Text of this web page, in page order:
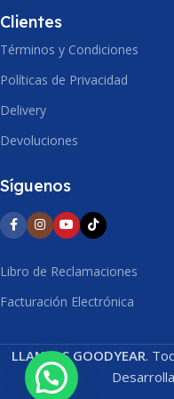
Clientes
Términos y Condiciones
Políticas de Privacidad
Delivery
Devoluciones
Síguenos
Libro de Reclamaciones
Facturación Electrónica
LLANTAS GOODYEAR.